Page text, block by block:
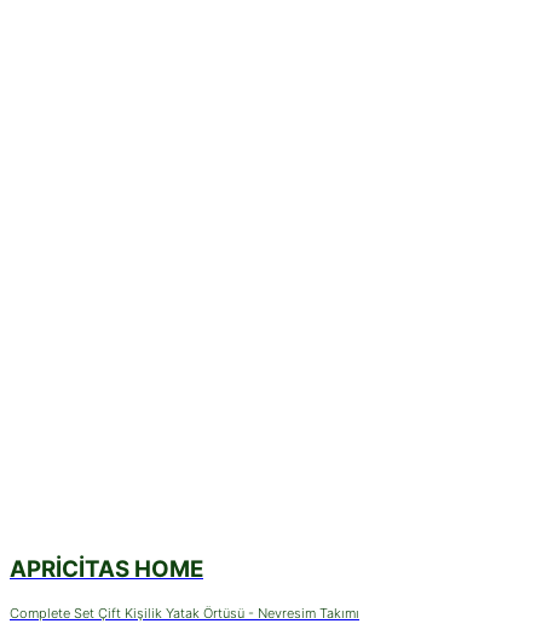
APRICITAS HOME
Complete Set Çift Kişilik Yatak Örtüsü - Nevresim Takımı